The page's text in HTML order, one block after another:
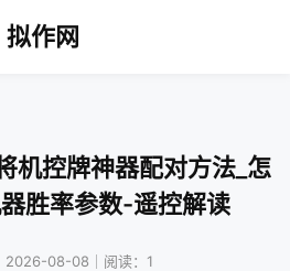
拟作网
机控牌神器配对方法_怎
胜率参数-遥控解读
2026-08-08｜阅读：1